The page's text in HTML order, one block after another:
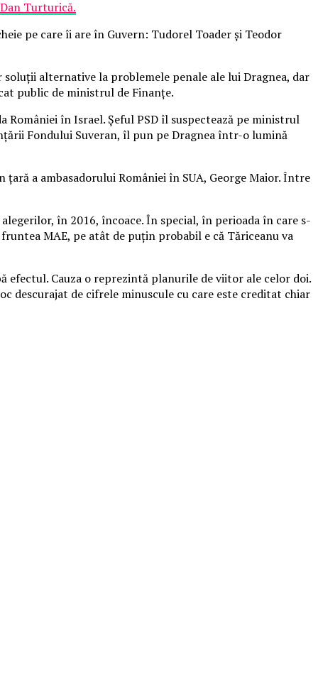
Dan Turturică.
pe care îi are în Guvern: Tudorel Toader şi Teodor
alternative la problemele penale ale lui Dragnea, dar
public de ministrul de Finanţe.
în Israel. Șeful PSD îl suspectează pe ministrul
Fondului Suveran, îl pun pe Dragnea într-o lumină
a ambasadorului României în SUA, George Maior. Între
în 2016, încoace. În special, în perioada în care s-
MAE, pe atât de puţin probabil e că Tăriceanu va
efectul. Cauza o reprezintă planurile de viitor ale celor doi.
descurajat de cifrele minuscule cu care este creditat chiar